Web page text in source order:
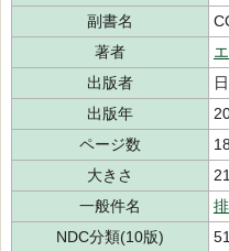
副書名
著者
出版者
出版年
ページ数
大きさ
一般件名
NDC分類(10版)